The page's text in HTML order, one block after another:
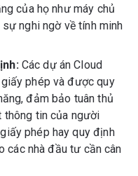
của họ như máy chủ
sự nghi ngờ về tính minh
Các dự án Cloud
phép và được quy
đảm bảo tuân thủ
thông tin của người
phép hay quy định
các nhà đầu tư cần cân